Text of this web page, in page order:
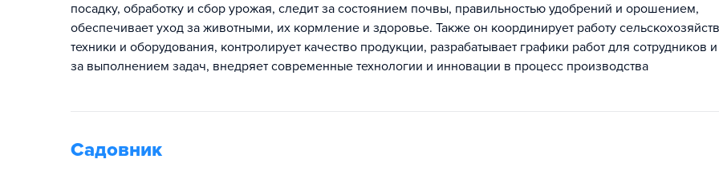
посадку, обработку и сбор урожая, следит за состоянием почвы, правильностью удобрений и орошением,
обеспечивает уход за животными, их кормление и здоровье. Также он координирует работу
техники и оборудования, контролирует качество продукции, разрабатывает графики работ для сотрудников
за выполнением задач, внедряет современные технологии и инновации в процесс производства
Садовник